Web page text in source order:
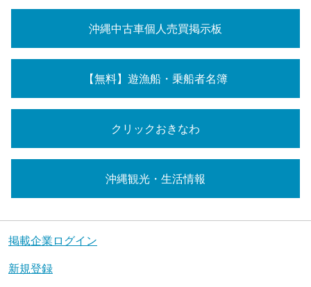
沖縄中古車個人売買掲示板
【無料】遊漁船・乗船者名簿
クリックおきなわ
沖縄観光・生活情報
掲載企業ログイン
新規登録